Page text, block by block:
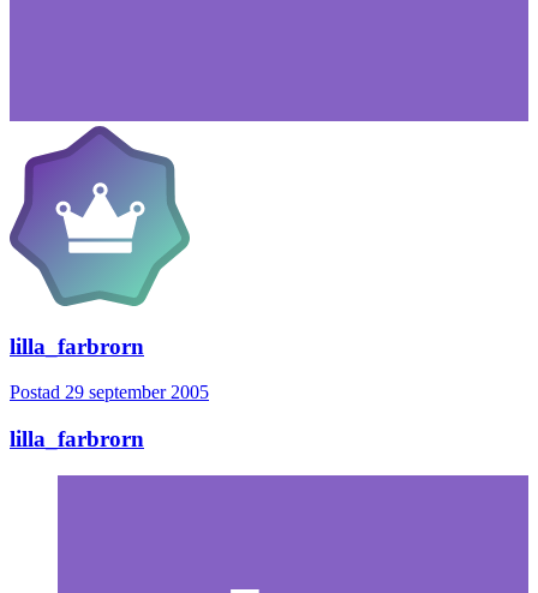
lilla_farbrorn
Postad 29 september 2005
lilla_farbrorn